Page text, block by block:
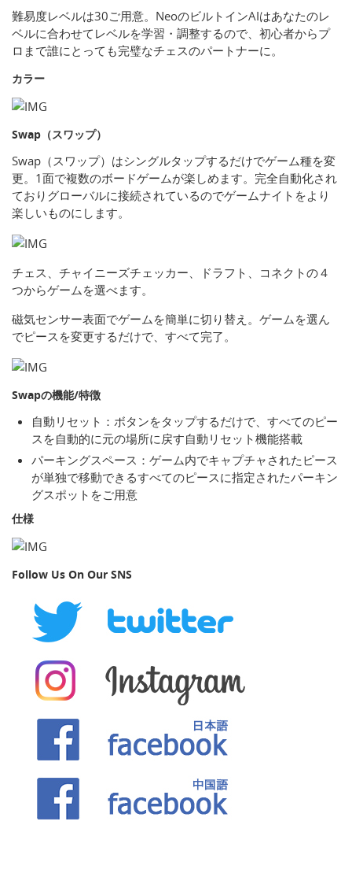
難易度レベルは30ご用意。NeoのビルトインAIはあなたのレ
ベルに合わせてレベルを学習・調整するので、初心者からプ
ロまで誰にとっても完璧なチェスのパートナーに。
カラー
Swap（スワップ）
Swap（スワップ）はシングルタップするだけでゲーム種を変
更。1面で複数のボードゲームが楽しめます。完全自動化され
ておりグローバルに接続されているのでゲームナイトをより
楽しいものにします。
チェス、チャイニーズチェッカー、ドラフト、コネクトの４
つからゲームを選べます。
磁気センサー表面でゲームを簡単に切り替え。ゲームを選ん
でピースを変更するだけで、すべて完了。
Swapの機能/特徴
自動リセット：ボタンをタップするだけで、すべてのピー
スを自動的に元の場所に戻す自動リセット機能搭載
パーキングスペース：ゲーム内でキャプチャされたピース
が単独で移動できるすべてのピースに指定されたパーキン
グスポットをご用意
仕様
Follow Us On Our SNS